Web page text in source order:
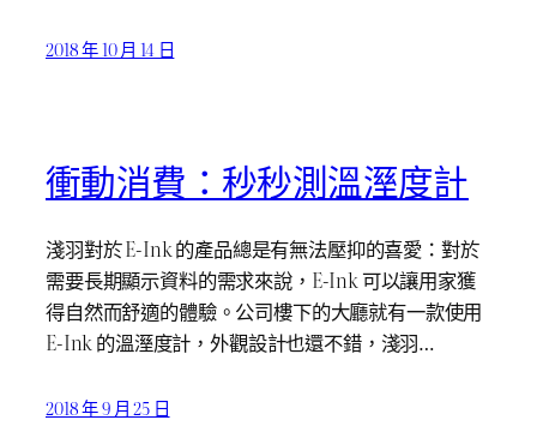
2018 年 10 月 14 日
衝動消費：秒秒測溫溼度計
淺羽對於 E-Ink 的產品總是有無法壓抑的喜愛：對於
需要長期顯示資料的需求來說，E-Ink 可以讓用家獲
得自然而舒適的體驗。公司樓下的大廳就有一款使用
E-Ink 的溫溼度計，外觀設計也還不錯，淺羽…
2018 年 9 月 25 日